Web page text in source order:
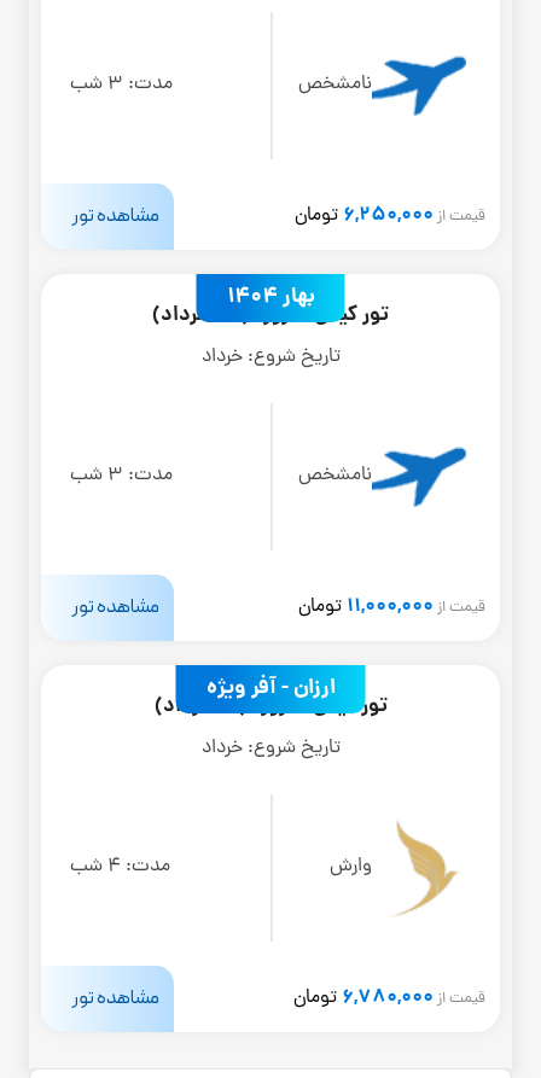
نامشخص مدت: 3 شب
قیمت از 6,250,000 تومان مشاهده تور
بهار 1404تور کیش 4 روزه (27 خرداد)
تاریخ شروع: خرداد
نامشخص مدت: 3 شب
قیمت از 11,000,000 تومان مشاهده تور
ارزان - آفر ویژهتور کیش 5 روزه (17 خرداد)
تاریخ شروع: خرداد
وارش مدت: 4 شب
قیمت از 6,780,000 تومان مشاهده تور